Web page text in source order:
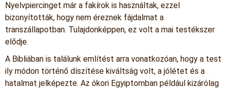
Nyelvpiercinget már a fakírok is használtak, ezzel
bizonyították, hogy nem éreznek fájdalmat a
transzállapotban. Tulajdonképpen, ez volt a mai testékszer
elődje.
A Bibliában is találunk említést arra vonatkozóan, hogy a test
ily módon történő díszítése kiváltság volt, a jólétet és a
hatalmat jelképezte. Az ókori Egyiptomban például kizárólag